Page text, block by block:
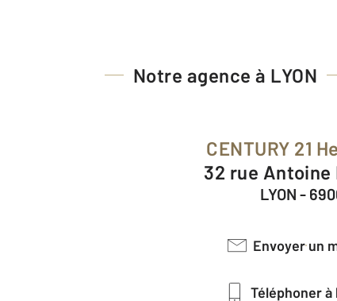
Notre agence à LYON
CENTURY 21
32 rue
LYON -
Envoyer un
Téléphoner